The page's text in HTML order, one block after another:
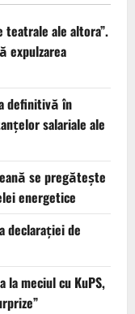
ale altora”.
expulzarea
definitivă în
salariale ale
se pregătește
energetice
declarației de
la meciul cu KuPS,